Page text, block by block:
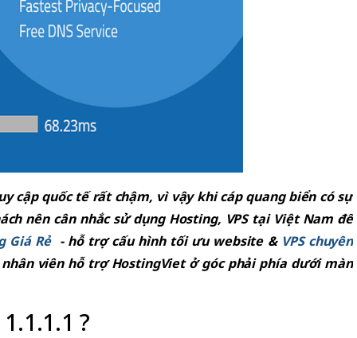
cập quốc tế rất chậm, vì vậy khi cáp quang biển có sự
nên cân nhắc sử dụng Hosting, VPS tại Việt Nam để
Giá Rẻ- hỗ trợ cấu hình tối ưu website & VPS chuyên
viên hỗ trợ HostingViet ở góc phải phía dưới màn
?